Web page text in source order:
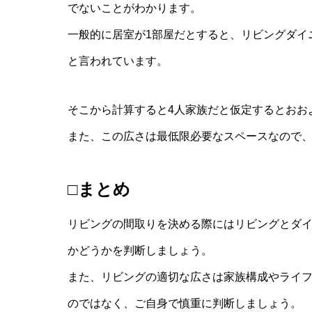
でないことがわかります。
一般的に居室が1部屋だとすると、リビングダ
と言われています。
そこから計算すると4人家族だと仮定するとお
また、この広さは最低限必要なスペースなので
□まとめ
リビングの間取りを決める際にはリビングとダ
かどうかを判断しましょう。
また、リビングの適切な広さは家族構成やライ
のではなく、ご自身で慎重に判断しましょう。